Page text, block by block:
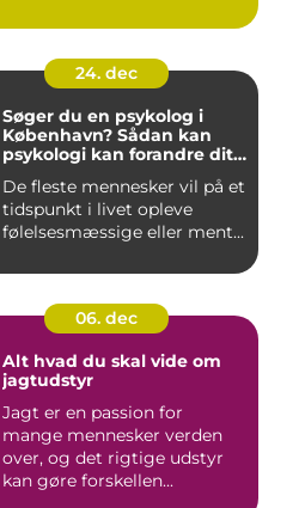
24. dec
Søger du en psykolog i
København? Sådan kan
psykologi kan forandre dit
De fleste mennesker vil på et
tidspunkt i livet opleve
følelsesmæssige eller ment...
06. dec
Alt hvad du skal vide om
jagtudstyr
Jagt er en passion for
mange mennesker verden
over, og det rigtige udstyr
kan gøre forskellen...